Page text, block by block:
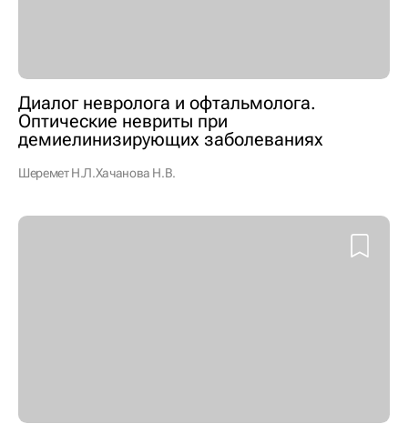
Диалог невролога и офтальмолога.
Оптические невриты при
демиелинизирующих заболеваниях
Шеремет Н.Л.Хачанова Н.В.